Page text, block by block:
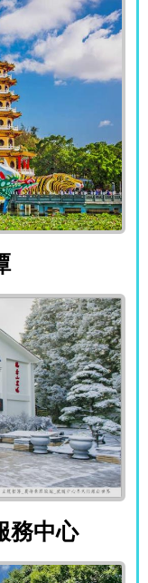
潭
- 旅遊服務中心
務中心